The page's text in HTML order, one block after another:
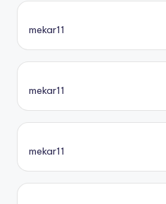
mekar11
mekar11
mekar11